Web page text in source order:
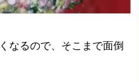
なるので、そこまで面倒